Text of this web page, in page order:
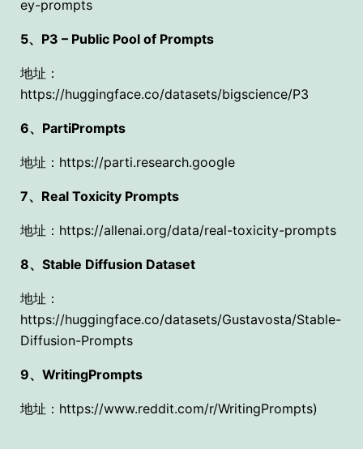
ey-prompts
5、P3 – Public Pool of Prompts
地址：
https://huggingface.co/datasets/bigscience/P3
6、PartiPrompts
地址：https://parti.research.google
7、Real Toxicity Prompts
地址：https://allenai.org/data/real-toxicity-prompts
8、Stable Diffusion Dataset
地址：
https://huggingface.co/datasets/Gustavosta/Stable-
Diffusion-Prompts
9、WritingPrompts
地址：https://www.reddit.com/r/WritingPrompts)